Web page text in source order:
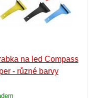
na led Compass
- různé barvy